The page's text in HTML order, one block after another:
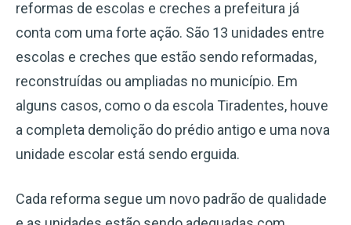
reformas de escolas e creches a prefeitura já
conta com uma forte ação. São 13 unidades entre
escolas e creches que estão sendo reformadas,
reconstruídas ou ampliadas no município. Em
alguns casos, como o da escola Tiradentes, houve
a completa demolição do prédio antigo e uma nova
unidade escolar está sendo erguida.
Cada reforma segue um novo padrão de qualidade